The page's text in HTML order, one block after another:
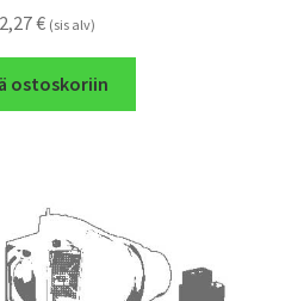
€ (sis alv)
ostoskoriin